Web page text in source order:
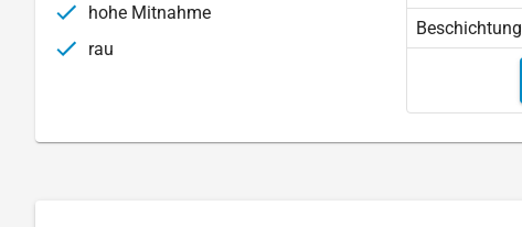
hohe Mitnahme
rau
Beschichtung